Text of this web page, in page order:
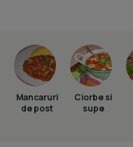
Mancaruri
de post
Ciorbe si
supe